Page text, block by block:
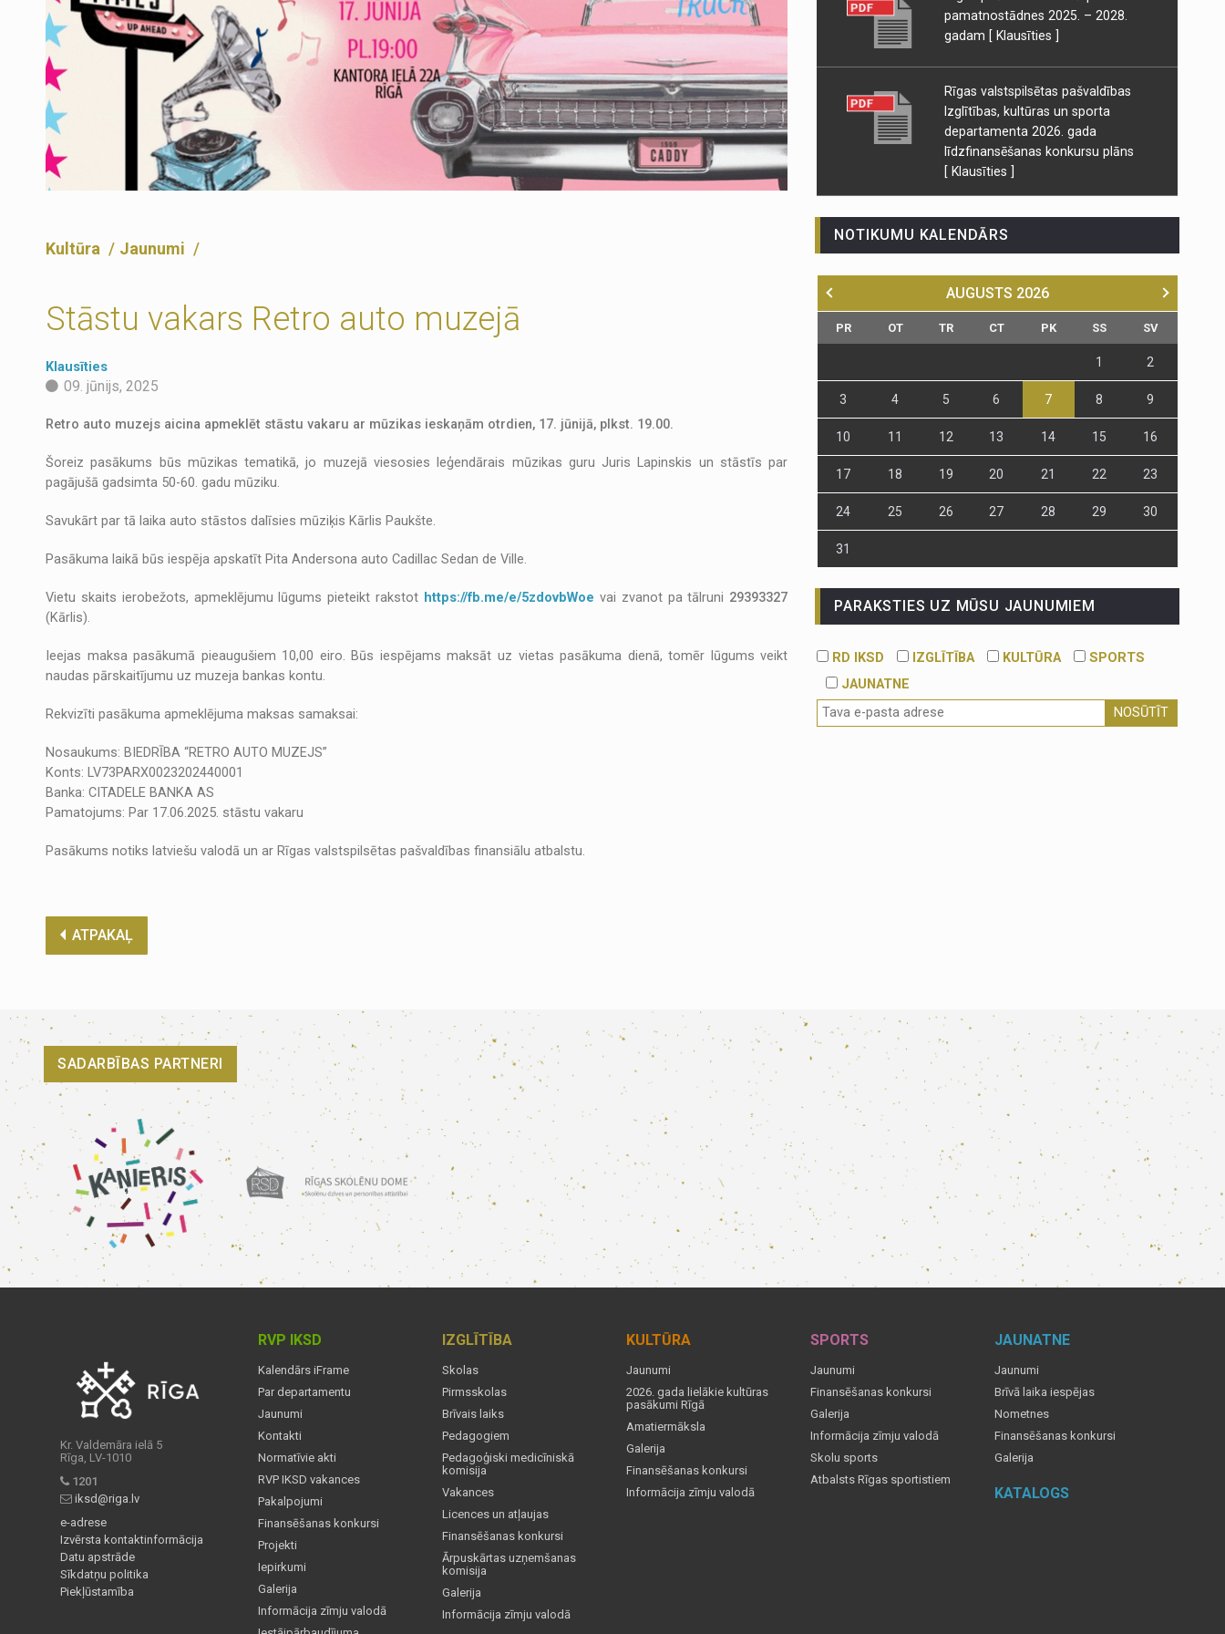
Kultūra Jaunumi
Stāstu vakars Retro auto muzejā
Klausīties
09. jūnijs, 2025
Retro auto muzejs aicina apmeklēt stāstu vakaru ar mūzikas ieskaņām otrdien, 17. jūnijā, plkst. 19.00.
Šoreiz pasākums būs mūzikas tematikā, jo muzejā viesosies leģendārais mūzikas guru Juris Lapinskis un stāstīs par
pagājušā gadsimta 50-60. gadu mūziku.
Savukārt par tā laika auto stāstos dalīsies mūziķis Kārlis Paukšte.
Pasākuma laikā būs iespēja apskatīt Pita Andersona auto Cadillac Sedan de Ville.
Vietu skaits ierobežots, apmeklējumu lūgums pieteikt rakstot https://fb.me/e/5zdovbWoe vai zvanot pa tālruni 29393327
(Kārlis).
Ieejas maksa pasākumā pieaugušiem 10,00 eiro. Būs iespējams maksāt uz vietas pasākuma dienā, tomēr lūgums veikt
naudas pārskaitījumu uz muzeja bankas kontu.
Rekvizīti pasākuma apmeklējuma maksas samaksai:
Nosaukums: BIEDRĪBA “RETRO AUTO MUZEJS”
Konts: LV73PARX0023202440001
Banka: CITADELE BANKA AS
Pamatojums: Par 17.06.2025. stāstu vakaru
Pasākums notiks latviešu valodā un ar Rīgas valstspilsētas pašvaldības finansiālu atbalstu.
ATPAKAĻ
pamatnostādnes 2025. – 2028.
gadam [ Klausīties ]
Rīgas valstspilsētas pašvaldības
Izglītības, kultūras un sporta
departamenta 2026. gada
līdzfinansēšanas konkursu plāns
[ Klausīties ]
NOTIKUMU KALENDĀRS
AUGUSTS 2026
PR OT TR CT PK SS SV
1 2
3 4 5 6 7 8 9
10 11 12 13 14 15 16
17 18 19 20 21 22 23
24 25 26 27 28 29 30
31
PARAKSTIES UZ MŪSU JAUNUMIEM
RD IKSD IZGLĪTĪBA KULTŪRA
SPORTS
JAUNATNE
NOSŪTĪT
SADARBĪBAS PARTNERI
Kr. Valdemāra ielā 5
Rīga, LV-1010
1201
iksd@riga.lv
e-adrese
Izvērsta kontaktinformācija
Datu apstrāde
Sīkdatņu politika
Piekļūstamība
RVP IKSD
Kalendārs iFrame
Par departamentu
Jaunumi
Kontakti
Normatīvie akti
RVP IKSD vakances
Pakalpojumi
Finansēšanas konkursi
Projekti
Iepirkumi
Galerija
Informācija zīmju valodā
IZGLĪTĪBA
Skolas
Pirmsskolas
Brīvais laiks
Pedagogiem
Pedagoģiski medicīniskā
komisija
Vakances
Licences un atļaujas
Finansēšanas konkursi
Ārpuskārtas uzņemšanas
komisija
Galerija
Informācija zīmju valodā
KULTŪRA
Jaunumi
2026. gada lielākie kultūras
pasākumi Rīgā
Amatiermāksla
Galerija
Finansēšanas konkursi
Informācija zīmju valodā
SPORTS
Jaunumi
Finansēšanas konkursi
Galerija
Informācija zīmju valodā
Skolu sports
Atbalsts Rīgas sportistiem
JAUNATNE
Jaunumi
Brīvā laika iespējas
Nometnes
Finansēšanas konkursi
Galerija
KATALOGS